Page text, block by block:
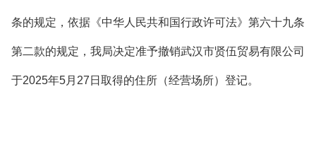
条的规定，依据《中华人民共和国行政许可法》第六十九条
第二款的规定，我局决定准予撤销武汉市贤伍贸易有限公司
于2025年5月27日取得的住所（经营场所）登记。